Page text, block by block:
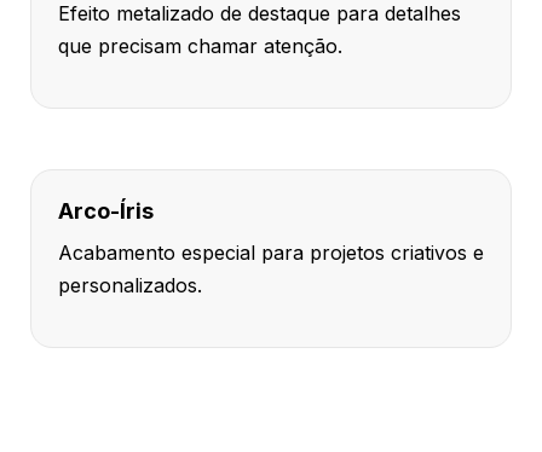
Efeito metalizado de destaque para detalhes
que precisam chamar atenção.
Arco-Íris
Acabamento especial para projetos criativos e
personalizados.